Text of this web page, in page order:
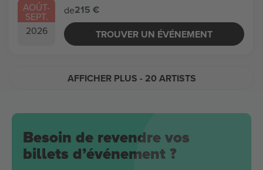
AOÛT-
SEPT.
2026
de215 €
TROUVER UN ÉVÉNEMENT
AFFICHER PLUS - 20 ARTISTS
Besoin de revendre vos
billets d’événement ?